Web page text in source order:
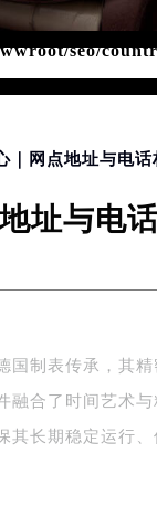
seo/
网点地址与电话
址与电
国制表传承，其
合了时间艺术与
其长期稳定运行